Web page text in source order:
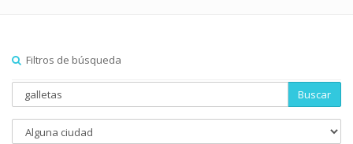
Filtros de búsqueda
Buscar